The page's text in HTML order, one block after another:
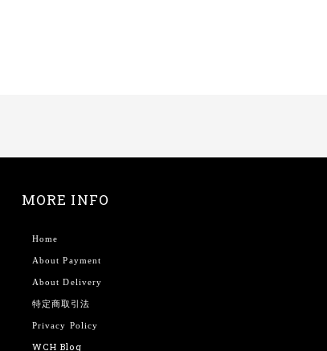
MORE INFO
Home
About Payment
About Delivery
特定商取引法
Privacy Policy
WCH Blog